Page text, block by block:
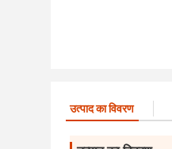
उत्पाद का विवरण